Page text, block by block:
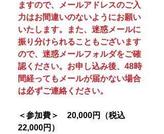
ますので、メールアドレスのご入
力はお間違いのないようにお願い
いたします。また、迷惑メールに
振り分けられることもございます
ので、迷惑メールフォルダをご確
認ください。お申し込み後、48時
間経ってもメールが届かない場合
は必ずご連絡ください。
＜参加費＞ 20,000円（税込
22,000円）